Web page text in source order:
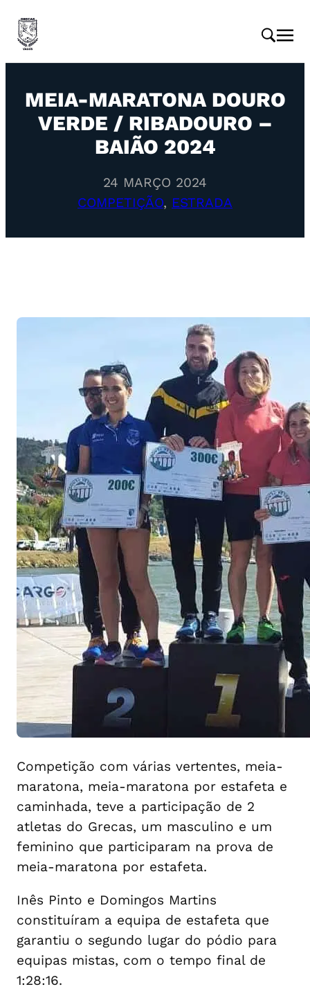
MEIA-MARATONA DOURO
VERDE / RIBADOURO –
BAIÃO 2024
24 MARÇO 2024
COMPETIÇÃO, ESTRADA
Competição com várias vertentes, meia-
maratona, meia-maratona por estafeta e
caminhada, teve a participação de 2
atletas do Grecas, um masculino e um
feminino que participaram na prova de
meia-maratona por estafeta.
Inês Pinto e Domingos Martins
constituíram a equipa de estafeta que
garantiu o segundo lugar do pódio para
equipas mistas, com o tempo final de
1:28:16.